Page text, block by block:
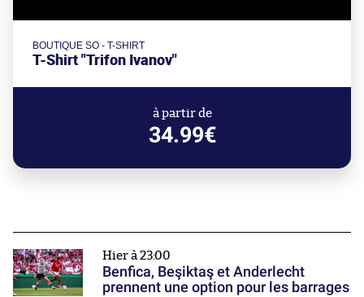
BOUTIQUE SO - T-SHIRT
T-Shirt "Trifon Ivanov"
à partir de
34.99€
Hier à 23:00
Benfica, Beşiktaş et Anderlecht
prennent une option pour les barrages